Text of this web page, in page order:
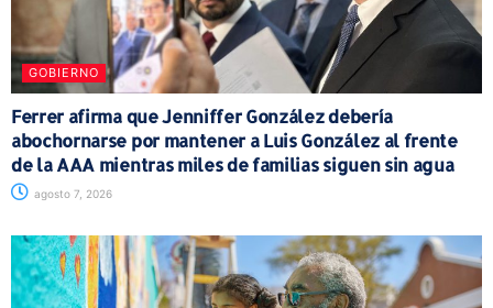
GOBIERNO
Ferrer afirma que Jenniffer González debería
abochornarse por mantener a Luis González al frente
de la AAA mientras miles de familias siguen sin agua
agosto 7, 2026